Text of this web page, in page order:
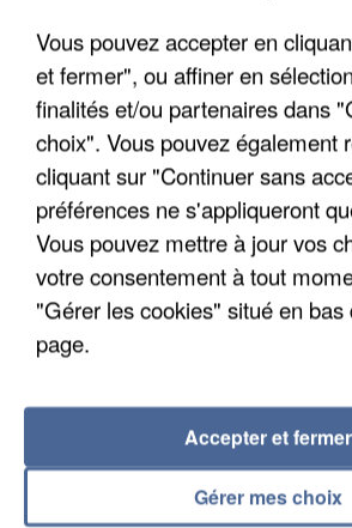
UN SECOND CADRE DE LA DZ
INTERPELLÉ EN ALGÉRIE
Vous pouvez accepter en
et fermer", ou affiner en
finalités et/ou partenaires dans
choix". Vous pouvez également
cliquant sur "Continuer sans
préférences ne s'appliqueront
Vous pouvez mettre à jour vos
votre consentement à tout
"Gérer les cookies" situé en bas
page.
Gérer mes choix
Accepter et fermer